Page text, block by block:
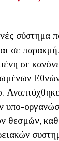
σύστημα
σε
σε
υπο-
θεσμών,